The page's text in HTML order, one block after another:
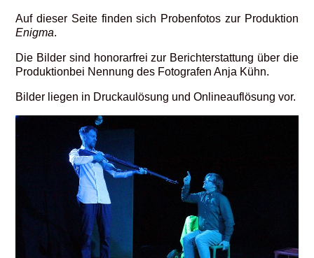
Auf dieser Seite finden sich Probenfotos zur Produktion
Enigma.
Die Bilder sind honorarfrei zur Berichterstattung über die
Produktionbei Nennung des Fotografen Anja Kühn.
Bilder liegen in Druckaulösung und Onlineauflösung vor.